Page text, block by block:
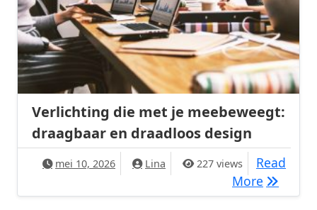
Verlichting die met je meebeweegt:
draagbaar en draadloos design
mei 10, 2026 Lina 227 views
Read
More